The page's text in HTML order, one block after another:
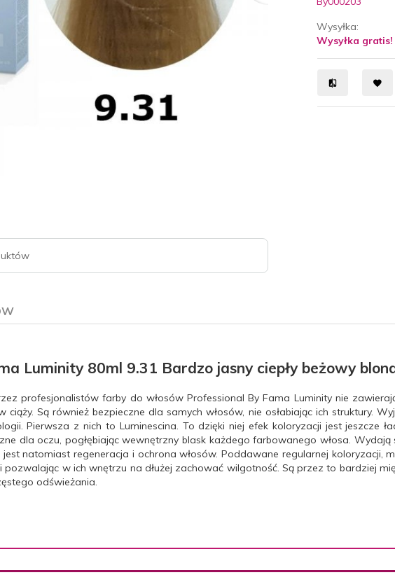
Wysyłka:
Wysyłka gratis!
Luminity 80ml 9.31 Bardzo jasny ciepły beżowy
profesjonalistów farby do włosów Professional By Fama Luminity nie
Są również bezpieczne dla samych włosów, nie osłabiając ich struktury.
Pierwsza z nich to Luminescina. To dzięki niej efek koloryzacji jest jeszcze
dla oczu, pogłębiając wewnętrzny blask każdego farbowanego włosa.
natomiast regeneracja i ochrona włosów. Poddawane regularnej koloryzacji,
pozwalając w ich wnętrzu na dłużej zachować wilgotność. Są przez to bardziej
odświeżania.